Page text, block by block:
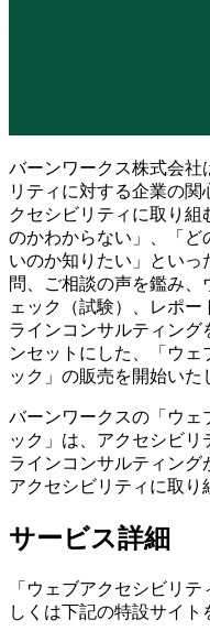
バーンワークス株式会社
リティに対する企業の
クセシビリティに取り
のかわからない」、「ど
いのか知りたい」とい
問、ご相談の声を鑑み
ェック（試験）、レポ
ラインコンサルティング
ンセットにした、「ウ
ック」の販売を開始いた
バーンワークスの「ウェ
ック」は、アクセシビ
ラインコンサルティン
アクセシビリティに取り
サービス詳細
「ウェブアクセシビリ
しくは下記の特設サイト